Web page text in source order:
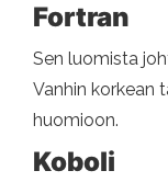
Fortran
Sen luomista
Vanhin korkean
huomioon.
Koboli